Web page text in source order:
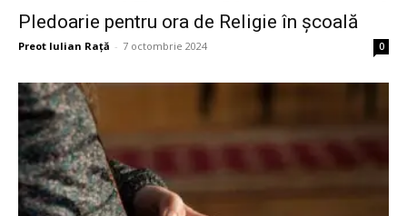
Pledoarie pentru ora de Religie în școală
Preot Iulian Raţă - 7 octombrie 2024 0